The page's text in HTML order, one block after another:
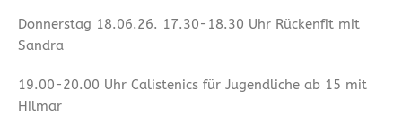
Donnerstag 18.06.26. 17.30-18.30 Uhr Rückenfit mit
Sandra
19.00-20.00 Uhr Calistenics für Jugendliche ab 15 mit
Hilmar